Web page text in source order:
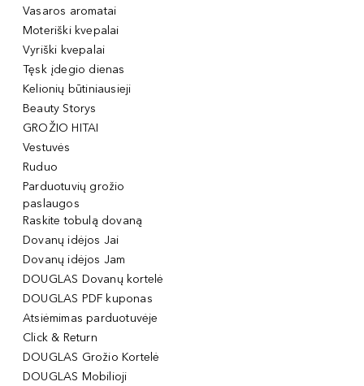
Vasaros aromatai
Moteriški kvepalai
Vyriški kvepalai
Tęsk įdegio dienas
Kelionių būtiniausieji
Beauty Storys
GROŽIO HITAI
Vestuvės
Ruduo
Parduotuvių grožio
paslaugos
Raskite tobulą dovaną
Dovanų idėjos Jai
Dovanų idėjos Jam
DOUGLAS Dovanų kortelė
DOUGLAS PDF kuponas
Atsiėmimas parduotuvėje
Click & Return
DOUGLAS Grožio Kortelė
DOUGLAS Mobilioji